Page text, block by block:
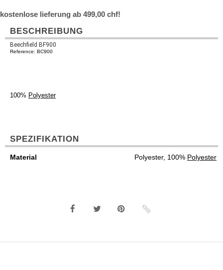
kostenlose lieferung ab 499,00 chf!
BESCHREIBUNG
Beechfield BF900
Reference: BC900
100% Polyester
SPEZIFIKATION
Material Polyester, 100% Polyester